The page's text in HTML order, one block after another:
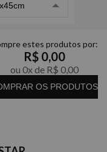
estes produtos por:
R$ 0,00
ou 0x de R$ 0,00
OS PRODUTOS